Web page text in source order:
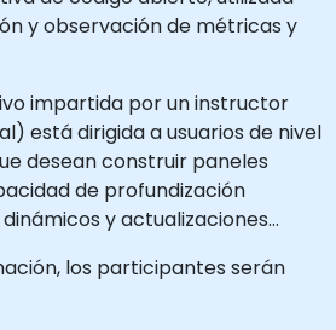
y observación de métricas y
impartida por un instructor
está dirigida a usuarios de nivel
desean construir paneles
de profundización
y actualizaciones
los participantes serán